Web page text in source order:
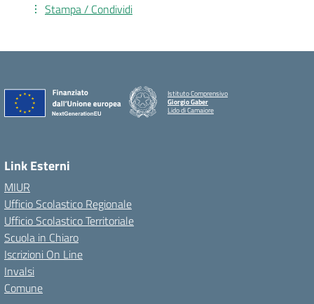
Stampa / Condividi
Istituto Comprensivo
Giorgio Gaber
Lido di Camaiore
Link Esterni
MIUR
Ufficio Scolastico Regionale
Ufficio Scolastico Territoriale
Scuola in Chiaro
Iscrizioni On Line
Invalsi
Comune